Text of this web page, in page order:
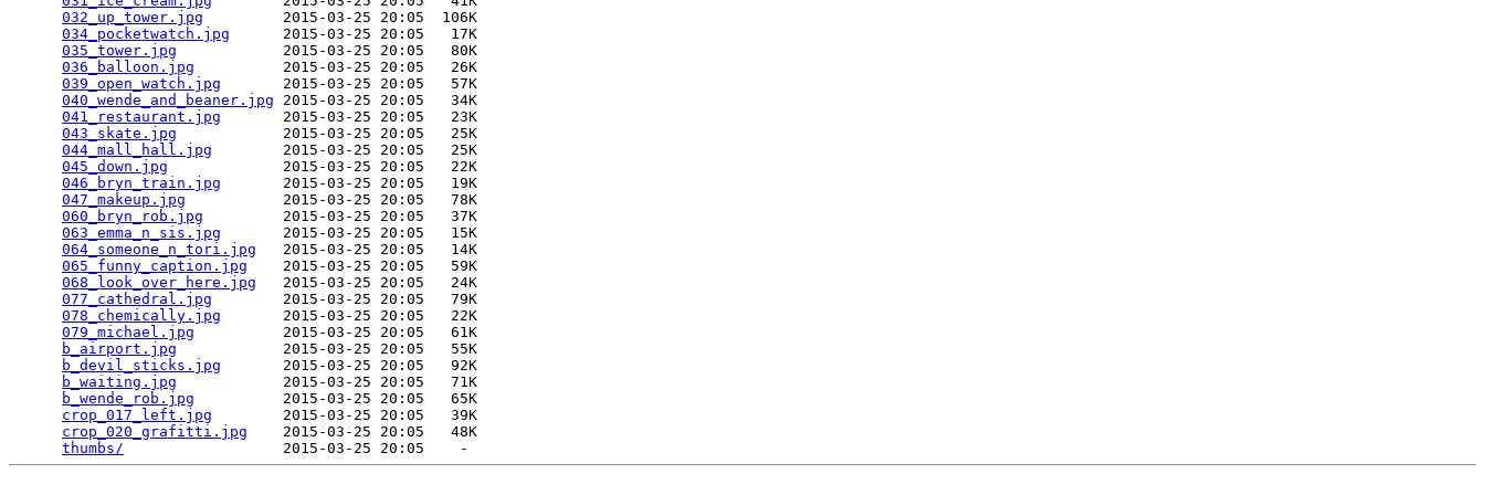
032_up_tower.jpg
         2015-03-25 20:05  106K
034_pocketwatch.jpg
      2015-03-25 20:05   17K
035_tower.jpg
            2015-03-25 20:05   80K
036_balloon.jpg
          2015-03-25 20:05   26K
039_open_watch.jpg
       2015-03-25 20:05   57K
040_wende_and_beaner.jpg 2015-03-25 20:05   34K
041_restaurant.jpg
       2015-03-25 20:05   23K
043_skate.jpg
            2015-03-25 20:05   25K
044_mall_hall.jpg
        2015-03-25 20:05   25K
045_down.jpg
             2015-03-25 20:05   22K
046_bryn_train.jpg
       2015-03-25 20:05   19K
047_makeup.jpg
           2015-03-25 20:05   78K
060_bryn_rob.jpg
         2015-03-25 20:05   37K
063_emma_n_sis.jpg
       2015-03-25 20:05   15K
064_someone_n_tori.jpg
   2015-03-25 20:05   14K
065_funny_caption.jpg
    2015-03-25 20:05   59K
068_look_over_here.jpg
   2015-03-25 20:05   24K
077_cathedral.jpg
        2015-03-25 20:05   79K
078_chemically.jpg
       2015-03-25 20:05   22K
079_michael.jpg
          2015-03-25 20:05   61K
b_airport.jpg
            2015-03-25 20:05   55K
b_devil_sticks.jpg
       2015-03-25 20:05   92K
b_waiting.jpg
            2015-03-25 20:05   71K
b_wende_rob.jpg
          2015-03-25 20:05   65K
crop_017_left.jpg
        2015-03-25 20:05   39K
crop_020_grafitti.jpg
    2015-03-25 20:05   48K
thumbs/